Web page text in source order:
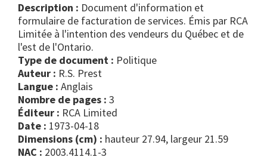
Description : Document d'information et
formulaire de facturation de services. Émis par RCA
Limitée à l'intention des vendeurs du Québec et de
l'est de l'Ontario.
Type de document :
politique
Auteur : R.S. Prest
Langue : Anglais
Nombre de pages : 3
Éditeur : RCA Limited
Date : 1973-04-18
Dimensions (cm) : hauteur 27.94, largeur 21.59
NAC : 2003.4114.1-3